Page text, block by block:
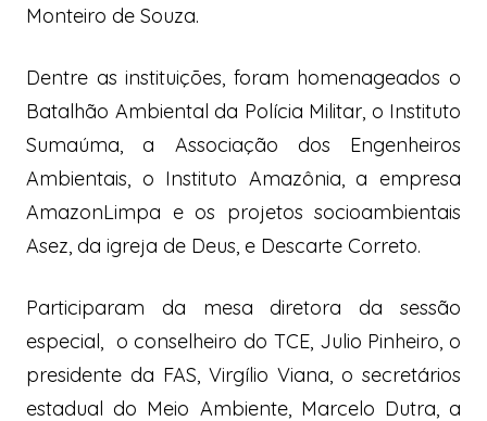
Monteiro de Souza.
Dentre as instituições, foram homenageados o
Batalhão Ambiental da Polícia Militar, o Instituto
Sumaúma, a Associação dos Engenheiros
Ambientais, o Instituto Amazônia, a empresa
AmazonLimpa e os projetos socioambientais
Asez, da igreja de Deus, e Descarte Correto.
Participaram da mesa diretora da sessão
especial, o conselheiro do TCE, Julio Pinheiro, o
presidente da FAS, Virgílio Viana, o secretários
estadual do Meio Ambiente, Marcelo Dutra, a